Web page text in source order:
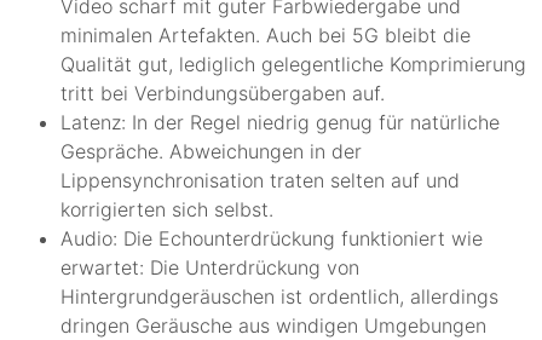
Video scharf mit guter Farbwiedergabe und
minimalen Artefakten. Auch bei 5G bleibt die
Qualität gut, lediglich gelegentliche Komprimierung
tritt bei Verbindungsübergaben auf.
Latenz: In der Regel niedrig genug für natürliche
Gespräche. Abweichungen in der
Lippensynchronisation traten selten auf und
korrigierten sich selbst.
Audio: Die Echounterdrückung funktioniert wie
erwartet: Die Unterdrückung von
Hintergrundgeräuschen ist ordentlich, allerdings
dringen Geräusche aus windigen Umgebungen